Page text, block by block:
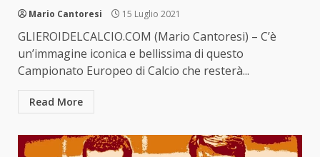
Mario Cantoresi 15 Luglio 2021
GLIEROIDELCALCIO.COM (Mario Cantoresi) – C’è
un’immagine iconica e bellissima di questo
Campionato Europeo di Calcio che resterà...
Read More